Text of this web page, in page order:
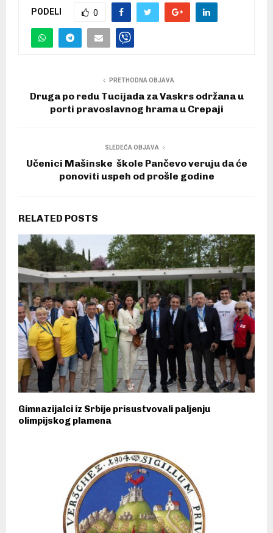
PODELI 0
PRETHODNA OBJAVA
Druga po redu Tucijada za Vaskrs održana u
porti pravoslavnog hrama u Crepaji
SLEDEĆA OBJAVA
Učenici Mašinske škole Pančevo veruju da će
ponoviti uspeh od prošle godine
RELATED POSTS
Gimnazijalci iz Srbije prisustvovali paljenju
olimpijskog plamena